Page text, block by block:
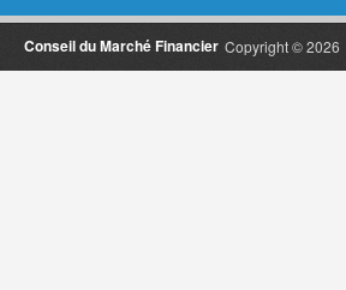
Copyright © 2026
Conseil du Marché Financier